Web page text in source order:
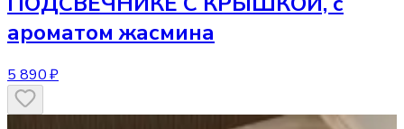
ароматом жасмина
5 890 ₽